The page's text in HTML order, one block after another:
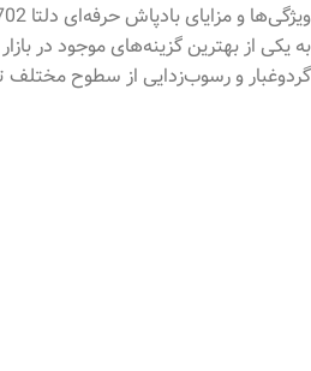
به یکی از بهترین گزینه‌های موجود در بازار
گردوغبار و رسوب‌زدایی از سطوح مختلف